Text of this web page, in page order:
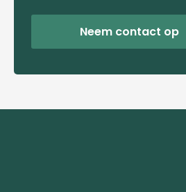
Neem contact op